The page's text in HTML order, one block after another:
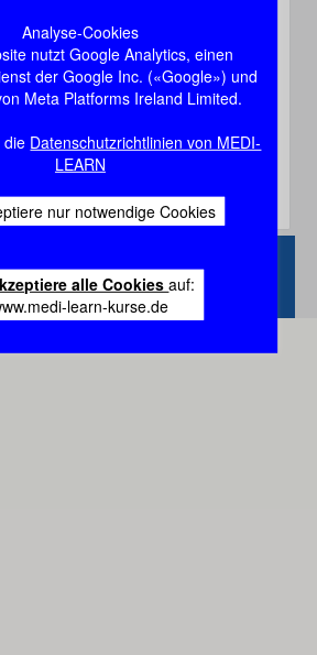
Analyse-Cookies
nutzt Google Analytics, einen
der Google Inc. («Google») und
Meta Platforms Ireland Limited.
die Datenschutzrichtlinien von MEDI-
LEARN
nur notwendige Cookies
alle Cookiesauf:
learn-kurse.de
Vertrag
widerrufen